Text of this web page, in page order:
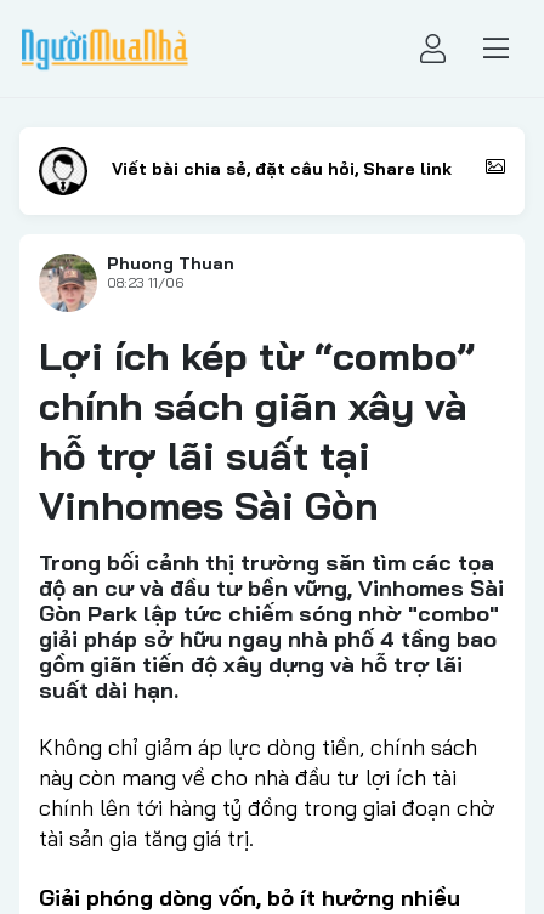
Phuong Thuan
08:23 11/06
Lợi ích kép từ “combo”
chính sách giãn xây và
hỗ trợ lãi suất tại
Vinhomes Sài Gòn
Trong bối cảnh thị trường săn tìm các tọa
độ an cư và đầu tư bền vững, Vinhomes Sài
Gòn Park lập tức chiếm sóng nhờ "combo"
giải pháp sở hữu ngay nhà phố 4 tầng bao
gồm giãn tiến độ xây dựng và hỗ trợ lãi
suất dài hạn.
Không chỉ giảm áp lực dòng tiền, chính sách
này còn mang về cho nhà đầu tư lợi ích tài
chính lên tới hàng tỷ đồng trong giai đoạn chờ
tài sản gia tăng giá trị.
Giải phóng dòng vốn, bỏ ít hưởng nhiều